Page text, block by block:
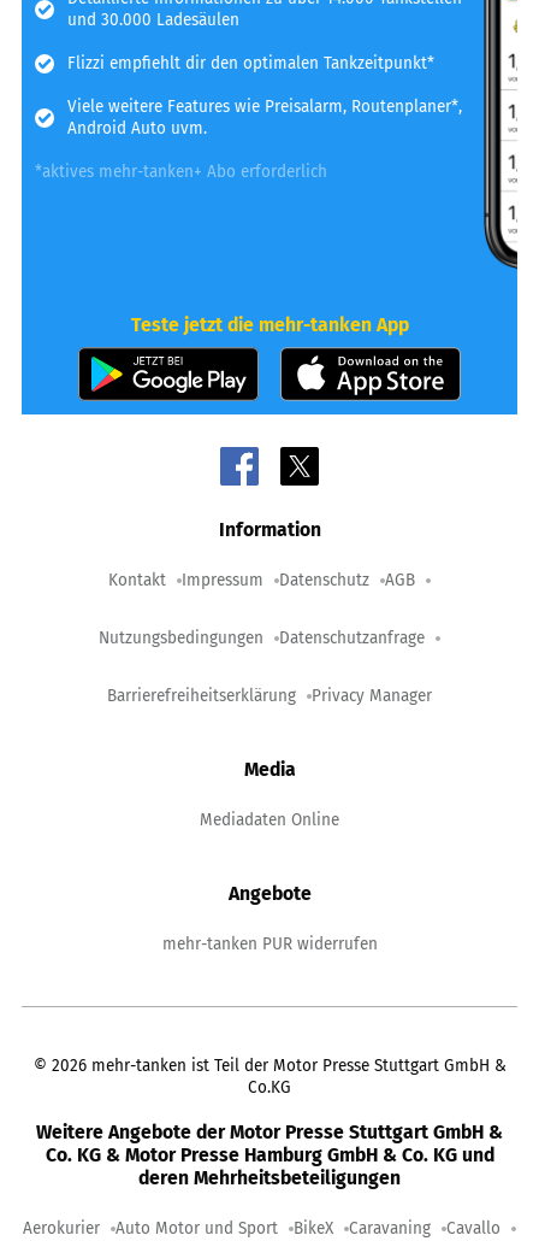
und 30.000 Ladesäulen
Flizzi empfiehlt dir den optimalen Tankzeitpunkt*
Viele weitere Features wie Preisalarm, Routenplaner*,
Android Auto uvm.
*aktives mehr-tanken+ Abo erforderlich
Teste jetzt die mehr-tanken App
Information
Kontakt Impressum Datenschutz AGB
Nutzungsbedingungen Datenschutzanfrage
Barrierefreiheitserklärung Privacy Manager
Media
Mediadaten Online
Angebote
mehr-tanken PUR widerrufen
© 2026 mehr-tanken ist Teil der Motor Presse Stuttgart GmbH &
Co.KG
Weitere Angebote der Motor Presse Stuttgart GmbH &
Co. KG & Motor Presse Hamburg GmbH & Co. KG und
deren Mehrheitsbeteiligungen
Aerokurier Auto Motor und Sport BikeX Caravaning Cavallo